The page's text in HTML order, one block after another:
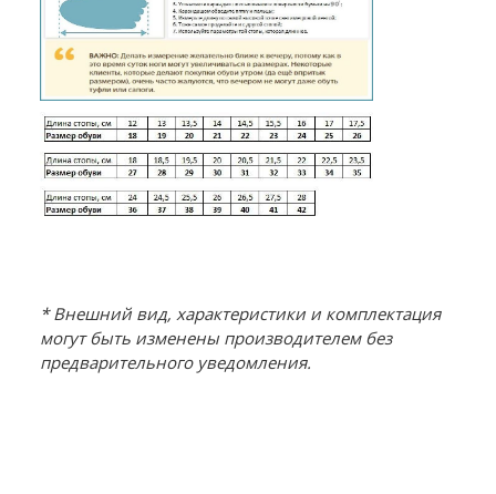
* Внешний вид, характеристики и комплектация
могут быть изменены производителем без
предварительного уведомления.